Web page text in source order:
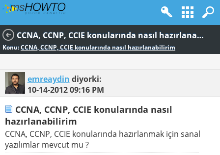
CCNA, CCNP, CCIE konularında nasıl hazırlanabilirim
Konu:CCNA, CCNP, CCIE konularında nasıl hazırlanabilirim
emreaydin diyorki:
10-14-201209:16 PM
CCNA, CCNP, CCIE konularında nasıl
hazırlanabilirim
CCNA, CCNP, CCIE konularında hazırlanmak için sanal
yazılımlar mevcut mu ?